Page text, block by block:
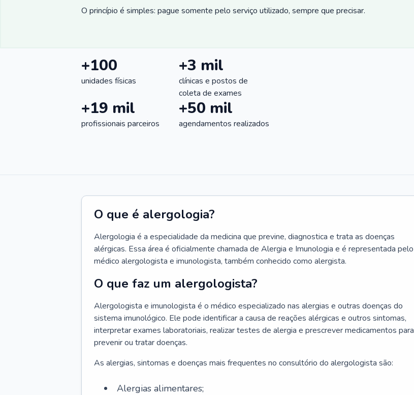
O princípio é simples: pague somente pelo serviço utilizado, sempre que precisar.
+100
unidades físicas
+3 mil
clínicas e postos de
coleta de exames
+19 mil
profissionais parceiros
+50 mil
agendamentos realizados
O que é alergologia?
Alergologia é a especialidade da medicina que previne, diagnostica e trata as doenças
alérgicas. Essa área é oficialmente chamada de Alergia e Imunologia e é representada pelo
médico alergologista e imunologista, também conhecido como alergista.
O que faz um alergologista?
Alergologista e imunologista é o médico especializado nas alergias e outras doenças do
sistema imunológico. Ele pode identificar a causa de reações alérgicas e outros sintomas,
interpretar exames laboratoriais, realizar testes de alergia e prescrever medicamentos para
prevenir ou tratar doenças.
As alergias, sintomas e doenças mais frequentes no consultório do alergologista são:
Alergias alimentares;